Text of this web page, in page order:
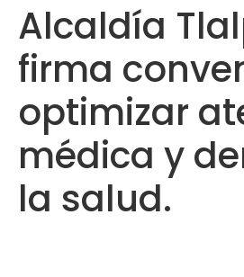
Alcaldía
firma
optimizar
médica y
la salud.